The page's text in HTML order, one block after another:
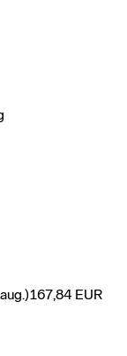
167,84 EUR